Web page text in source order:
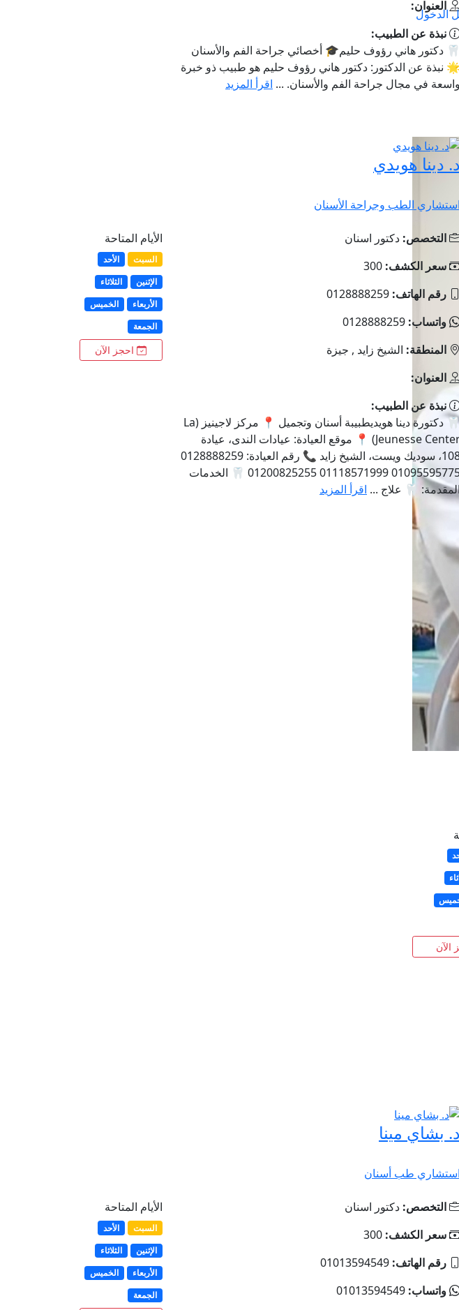
الدخول
العنوان:
نبذة عن الطبيب:
🦷 دكتور هاني رؤوف حليم🎓 أخصائي جراحة الفم والأسنان
🌟 نبذة عن الدكتور: دكتور هاني رؤوف حليم هو طبيب ذو خبرة
واسعة في مجال جراحة الفم والأسنان. ... اقرأ المزيد
الآن
د. دينا هويدي
استشاري الطب وجراحة الأسنان
التخصص: دكتور اسنان
سعر الكشف: 300
رقم الهاتف: 0128888259
واتساب: 0128888259
المنطقة: الشيخ زايد , جيزة
العنوان:
نبذة عن الطبيب:
🦷 دكتورة دينا هويديطبيبة أسنان وتجميل 📍 مركز لاجينيز (La
Jeunesse Center) 📍 موقع العيادة: عيادات الندى، عيادة
108، سوديك ويست، الشيخ زايد 📞 رقم العيادة: 0128888259
01095595775 01118571999 01200825255 🦷 الخدمات
🦷 علاج ... اقرأ المزيد
الأيام المتاحة
السبت
الأحد
الإثنين
الثلاثاء
الأربعاء
الخميس
الجمعة
احجز الآن
د. بشاي مينا
استشاري طب أسنان
التخصص: دكتور اسنان
سعر الكشف: 300
رقم الهاتف: 01013594549
واتساب: 01013594549
الأيام المتاحة
السبت
الأحد
الإثنين
الثلاثاء
الأربعاء
الخميس
الجمعة